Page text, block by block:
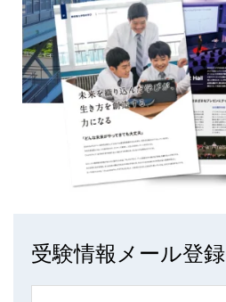
受験情報メール登録